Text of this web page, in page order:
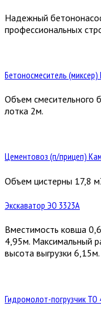
Надежный
профессиональных
Бетоносмеситель
Объем смесительного
лотка 2м.
Цементовоз (п/прицеп)
Объем цистерны 17,8
Экскаватор ЭО 3323А
Вместимость ковша
4,95м. Максимальный
высота выгрузки 6,15м.
Гидромолот-погрузчик ТО